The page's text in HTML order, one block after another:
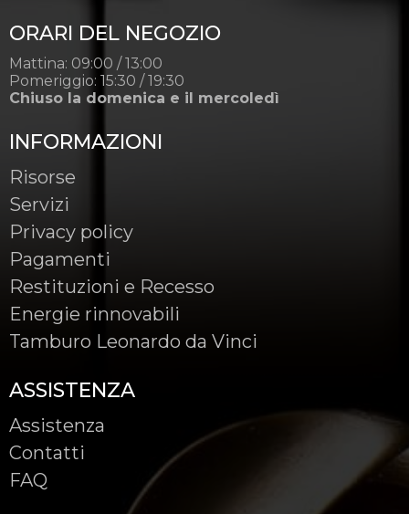
ORARI DEL NEGOZIO
Mattina: 09:00 / 13:00
Pomeriggio: 15:30 / 19:30
Chiuso la domenica e il mercoledì
INFORMAZIONI
Risorse
Servizi
Privacy policy
Pagamenti
Restituzioni e Recesso
Energie rinnovabili
Tamburo Leonardo da Vinci
ASSISTENZA
Assistenza
Contatti
FAQ